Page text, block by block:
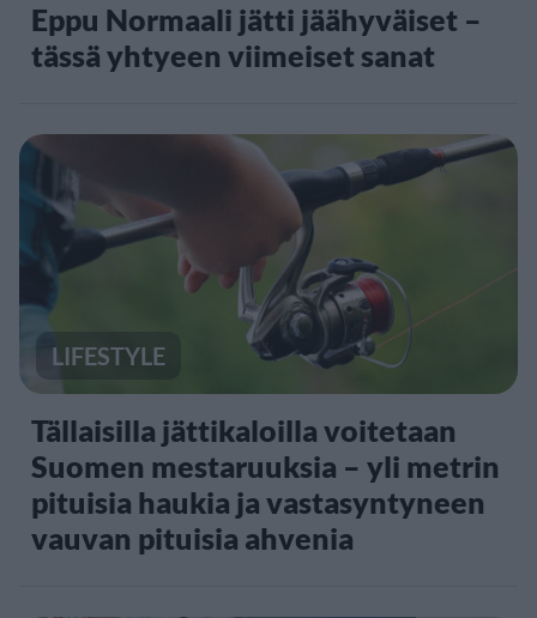
Eppu Normaali jätti jäähyväiset –
tässä yhtyeen viimeiset sanat
LIFESTYLE
Tällaisilla jättikaloilla voitetaan
Suomen mestaruuksia – yli metrin
pituisia haukia ja vastasyntyneen
vauvan pituisia ahvenia